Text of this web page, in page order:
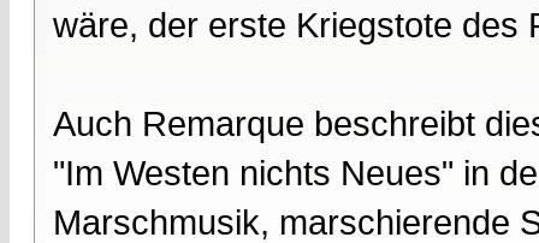
wäre, der erste Kriegstote des
Auch Remarque beschreibt
"Im Westen nichts Neues" in
Marschmusik, marschierende